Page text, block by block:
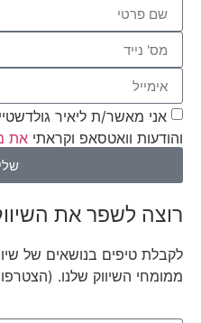
אני מאשר/ת ליאיר
והודעות וואטסאפ וקראתי את
רוצה לשפר את
לקבלת טיפים בנושאים של
ממומחי השיווק שלנו.